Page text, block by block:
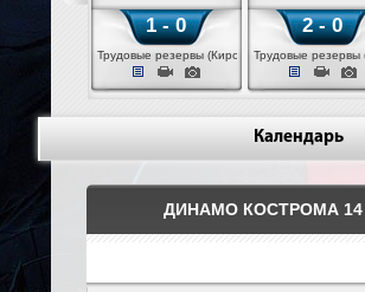
1 - 0
Трудовые резервы (Киров)
2 - 0
Трудовые резервы
Календарь
ДИНАМО КОСТРОМА